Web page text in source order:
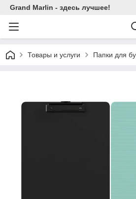
Grand Marlin - здесь лучшее!
Товары и услуги Папки для